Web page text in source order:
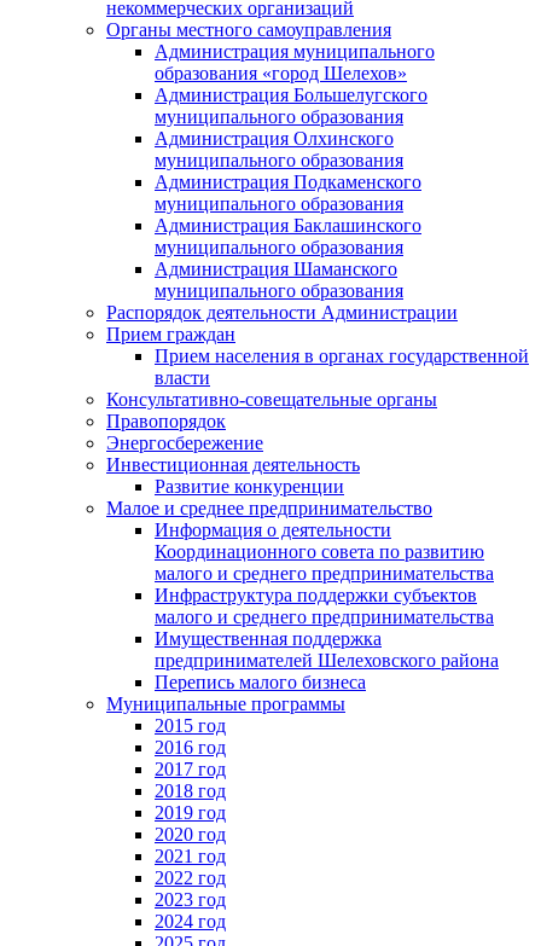
некоммерческих организаций
Органы местного самоуправления
Администрация муниципального
образования «город Шелехов»
Администрация Большелугского
муниципального образования
Администрация Олхинского
муниципального образования
Администрация Подкаменского
муниципального образования
Администрация Баклашинского
муниципального образования
Администрация Шаманского
муниципального образования
Распорядок деятельности Администрации
Прием граждан
Прием населения в органах государственной
власти
Консультативно-совещательные органы
Правопорядок
Энергосбережение
Инвестиционная деятельность
Развитие конкуренции
Малое и среднее предпринимательство
Информация о деятельности
Координационного совета по развитию
малого и среднего предпринимательства
Инфраструктура поддержки субъектов
малого и среднего предпринимательства
Имущественная поддержка
предпринимателей Шелеховского района
Перепись малого бизнеса
Муниципальные программы
2015 год
2016 год
2017 год
2018 год
2019 год
2020 год
2021 год
2022 год
2023 год
2024 год